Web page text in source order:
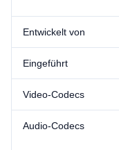
Entwickelt von
Eingeführt
Video-Codecs
Audio-Codecs